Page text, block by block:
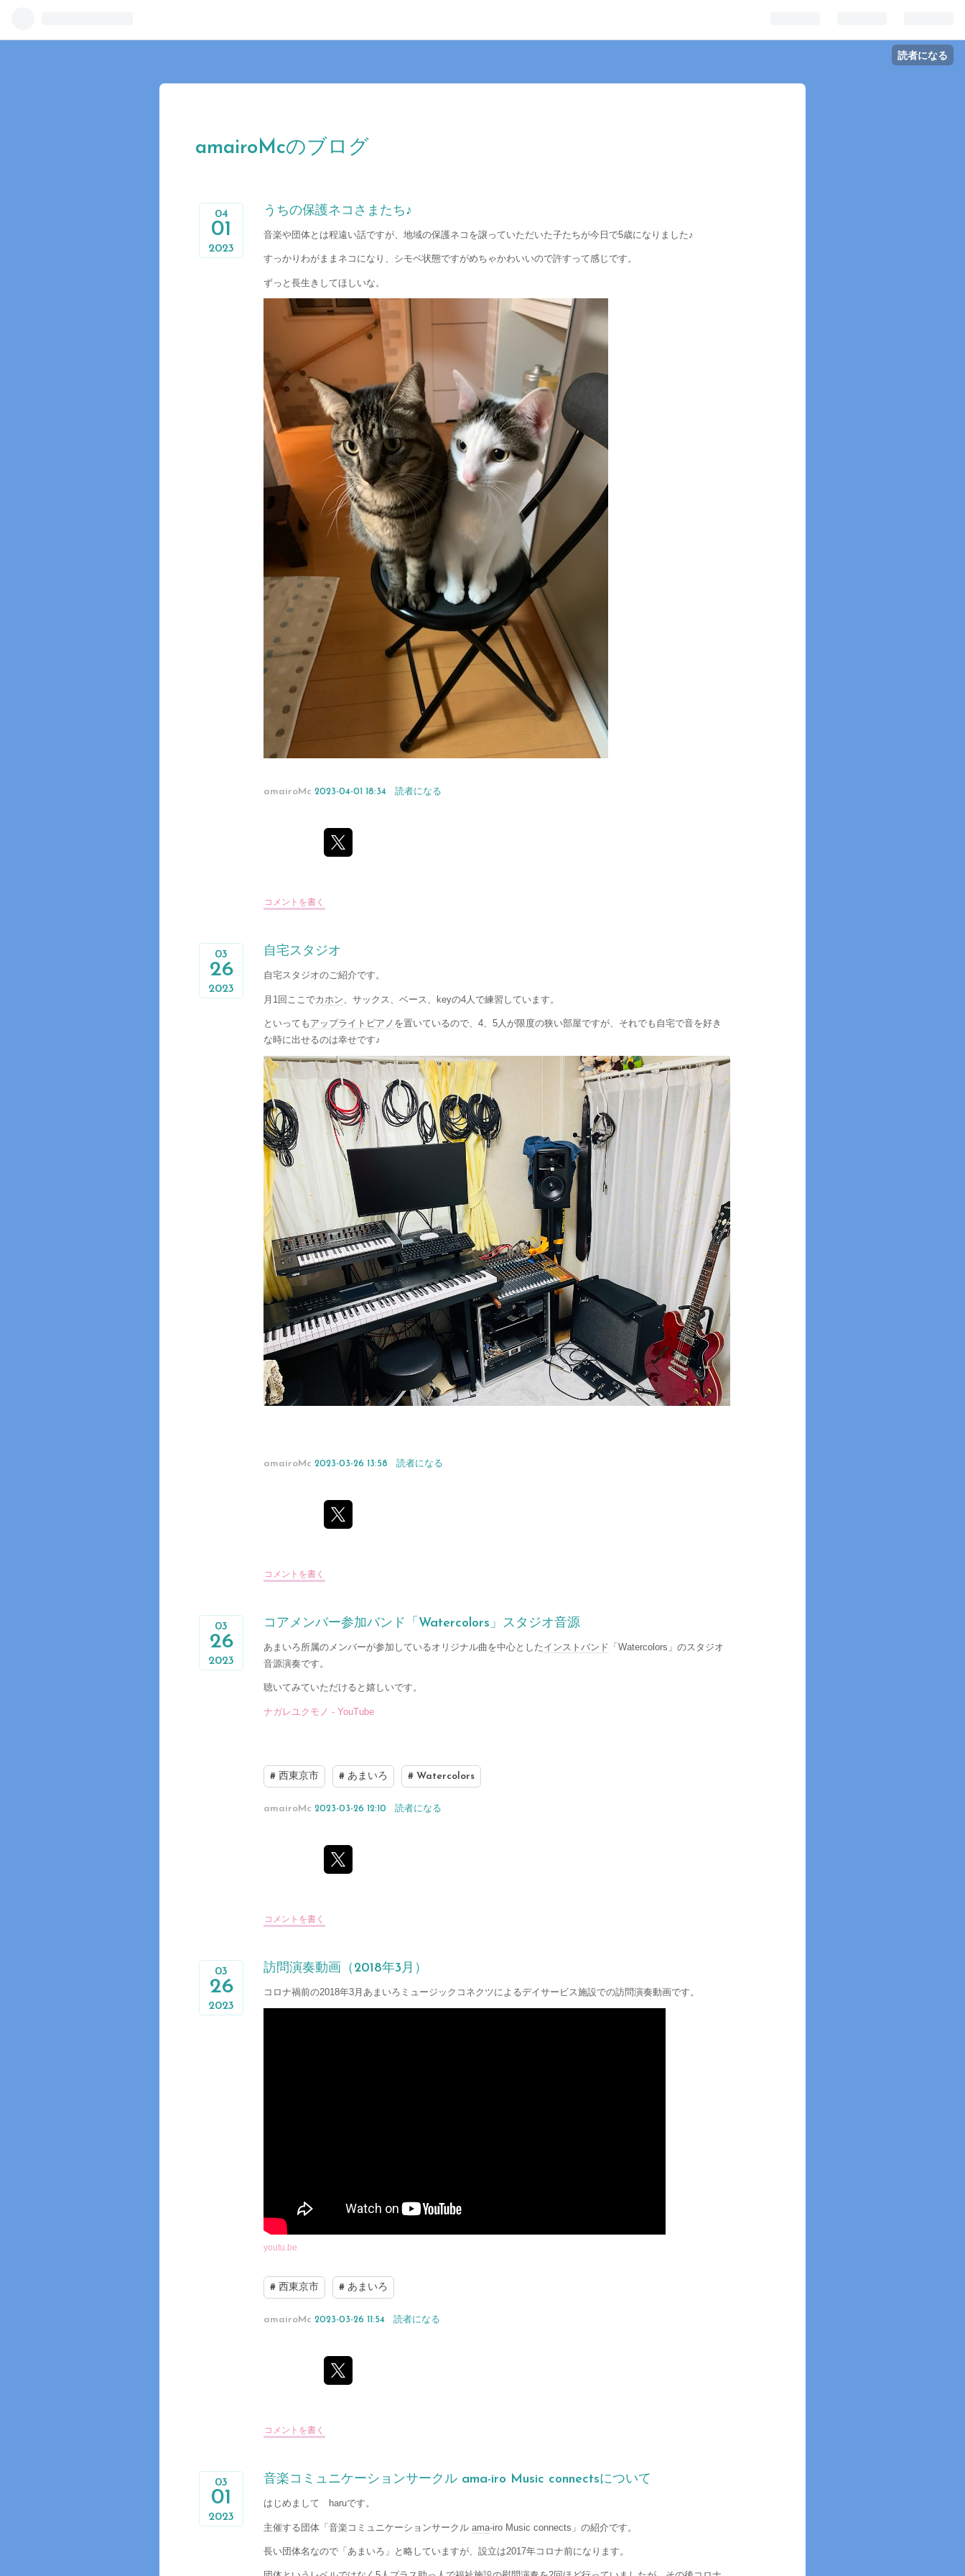
読者になる
amairoMcのブログ
2023
04
01
うちの保護ネコさまたち♪
音楽や団体とは程遠い話ですが、地域の保護ネコを譲っていただいた子たちが今日で5歳になりました♪
すっかりわがままネコになり、シモベ状態ですがめちゃかわいいので許すって感じです。
ずっと長生きしてほしいな。
amairoMc 2023-04-01 18:34 読者になる
コメントを書く
2023
03
26
自宅スタジオ
自宅スタジオのご紹介です。
月1回ここでカホン 、サックス、ベース、keyの4人で練習しています。
といっても アップライトピアノ を置いているので、4、5人が限度の狭い部屋ですが、それでも自宅で音を好き
な時に出せるのは幸せです♪
amairoMc 2023-03-26 13:58 読者になる
コメントを書く
2023
03
26
コアメンバー参加バンド「Watercolors」スタジオ音源
あまいろ所属のメンバーが参加しているオリジナル曲を中心としたインストバンド 「Watercolors」のスタジオ
音源演奏です。
聴いてみていただけると嬉しいです。
ナガレユクモノ - YouTube
# 西東京市 # あまいろ # Watercolors
amairoMc 2023-03-26 12:10 読者になる
コメントを書く
2023
03
26
訪問演奏動画（2018年3月）
コロナ禍前の2018年3月あまいろミュージックコネクツによるデイサービス施設での訪問演奏動画です。
youtu.be
# 西東京市 # あまいろ
amairoMc 2023-03-26 11:54 読者になる
コメントを書く
2023
03
01
音楽コミュニケーションサークル ama-iro Music connectsについて
はじめまして haruです。
主催する団体「音楽コミュニケーションサークル ama-iro Music connects」の紹介です。
長い団体名なので「あまいろ」と略していますが、設立は2017年コロナ前になります。